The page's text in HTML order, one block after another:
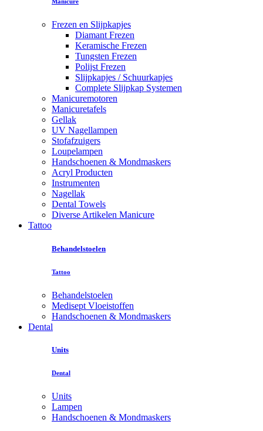
Manicure
Frezen en Slijpkapjes
Diamant Frezen
Keramische Frezen
Tungsten Frezen
Polijst Frezen
Slijpkapjes / Schuurkapjes
Complete Slijpkap Systemen
Manicuremotoren
Manicuretafels
Gellak
UV Nagellampen
Stofafzuigers
Loupelampen
Handschoenen & Mondmaskers
Acryl Producten
Instrumenten
Nagellak
Dental Towels
Diverse Artikelen Manicure
Tattoo
Behandelstoelen
Tattoo
Behandelstoelen
Medisept Vloeistoffen
Handschoenen & Mondmaskers
Dental
Units
Dental
Units
Lampen
Handschoenen & Mondmaskers